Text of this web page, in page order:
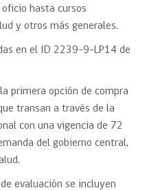
hasta cursos
y otros más generales.
en el ID 2239-9-LP14 de
primera opción de compra
transan a través de la
con una vigencia de 72
del gobierno central,
evaluación se incluyen